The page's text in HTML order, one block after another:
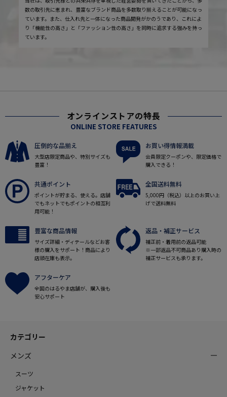
数の取引先に恵まれ、豊富なブランド商品を多数取り揃えることが可能になっ
ています。また、仕入れ先と一体になった商品開発がかのうであり、これによ
り「機能性の高さ」と「ファッション性の高さ」を同時に追求する強みを持っ
ています。
オンラインストアの特長
ONLINE STORE FEATURES
圧倒的な品揃え
大型店限定商品や、特別サイズも
豊富！
お買い得情報満載
会員限定クーポンや、限定価格で
購入できる！
共通ポイント
ポイントが貯まる、使える。店舗
でもネットでもポイントの相互利
用可能！
全国送料無料
5,000円（税込）以上のお買い上
げで送料無料
豊富な商品情報
サイズ詳細・ディテールなどお客
様の購入をサポート！商品により
店頭在庫も表示。
返品・補正サービス
補正前・着用前の返品可能
※一部返品不可商品あり購入時の
補正サービスも承ります。
アフターケア
全国のはるやま店舗が、購入後も
安心サポート
カテゴリー
メンズ
スーツ
ジャケット